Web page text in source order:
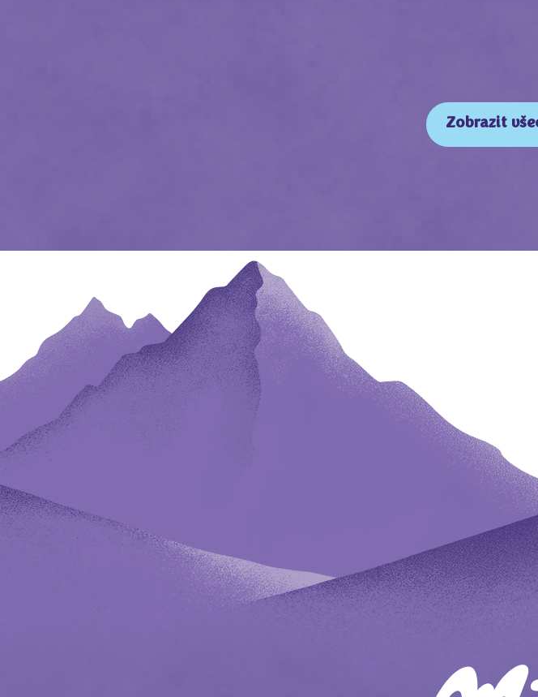
Zobrazit